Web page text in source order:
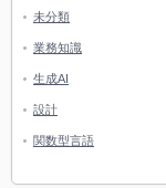
未分類
業務知識
生成AI
設計
関数型言語